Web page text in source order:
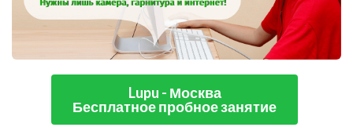
Lupu - Москва
Бесплатное пробное занятие